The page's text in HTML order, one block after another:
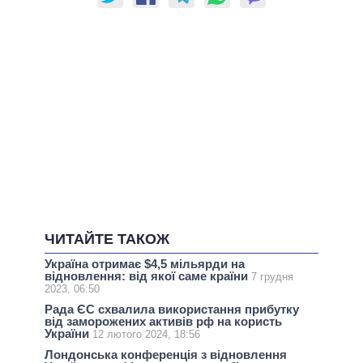
ЧИТАЙТЕ ТАКОЖ
Україна отримає $4,5 мільярди на
відновлення: від якої саме країни 7 грудня
2023, 06:50
Рада ЄС схвалила використання прибутку
від заморожених активів рф на користь
України 12 лютого 2024, 18:56
Лондонська конференція з відновлення